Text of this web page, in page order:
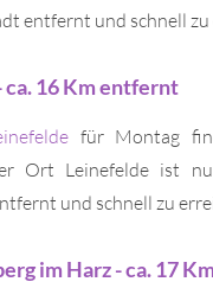
entfernt und schnell zu
ca. 16 Km entfernt
für Montag
Ort Leinefelde ist
und schnell zu
im Harz - ca. 17